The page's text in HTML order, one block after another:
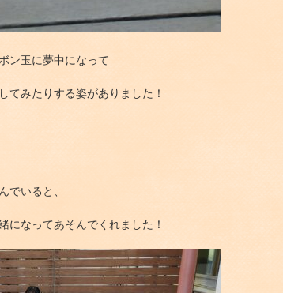
ン玉に夢中になって
てみたりする姿がありました！
でいると、
になってあそんでくれました！